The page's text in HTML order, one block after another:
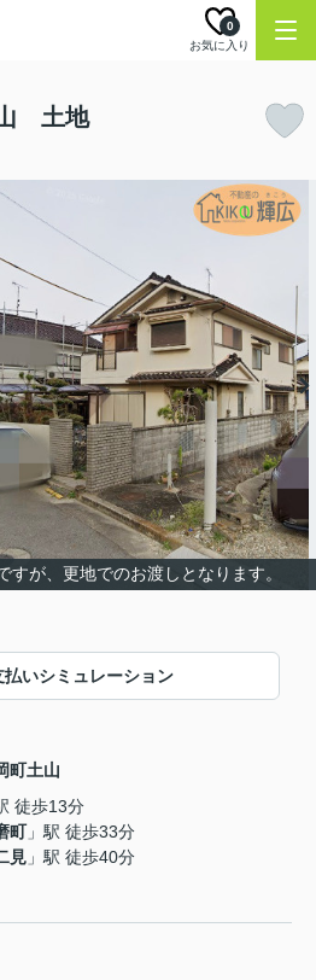
お気に入り
0
土地
すが、更地でのお渡しとなります。
払いシミュレーション
町土山
徒歩13分
町」駅 徒歩33分
見 」駅 徒歩40分